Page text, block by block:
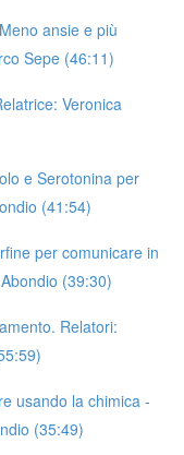
ansie e più
Sepe (46:11)
Veronica
e Serotonina per
(41:54)
per comunicare in
(39:30)
Relatori:
usando la chimica -
(35:49)